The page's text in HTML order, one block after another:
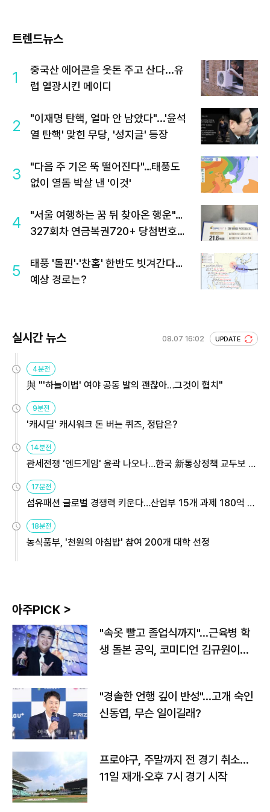
트렌드뉴스
1
중국산 에어콘을 웃돈 주고 산다...유
럽 열광시킨 메이디
2
"이재명 탄핵, 얼마 안 남았다"...'윤석
열 탄핵' 맞힌 무당, '성지글' 등장
3
"다음 주 기온 뚝 떨어진다"…태풍도
없이 열돔 박살 낸 '이것'
4
"서울 여행하는 꿈 뒤 찾아온 행운"…
327회차 연금복권720+ 당첨번호조
5
태풍 '돌핀'·'찬홈' 한반도 빗겨간다…
예상 경로는?
실시간 뉴스 08.07 16:02 UPDATE
4분전
與 "'하늘이법' 여야 공동 발의 괜찮아…그것이 협치"
9분전
'캐시딜' 캐시워크 돈 버는 퀴즈, 정답은?
14분전
관세전쟁 '엔드게임' 윤곽 나오나…한국 新통상정책 교두보 활
17분전
섬유패션 글로벌 경쟁력 키운다…산업부 15개 과제 180억 지
18분전
농식품부, '천원의 아침밥' 참여 200개 대학 선정
아주PICK >
"속옷 빨고 졸업식까지"…근육병 학
생 돌본 공익, 코미디언 김규원이었
"경솔한 언행 깊이 반성"…고개 숙인
신동엽, 무슨 일이길래?
프로야구, 주말까지 전 경기 취소…
11일 재개·오후 7시 경기 시작